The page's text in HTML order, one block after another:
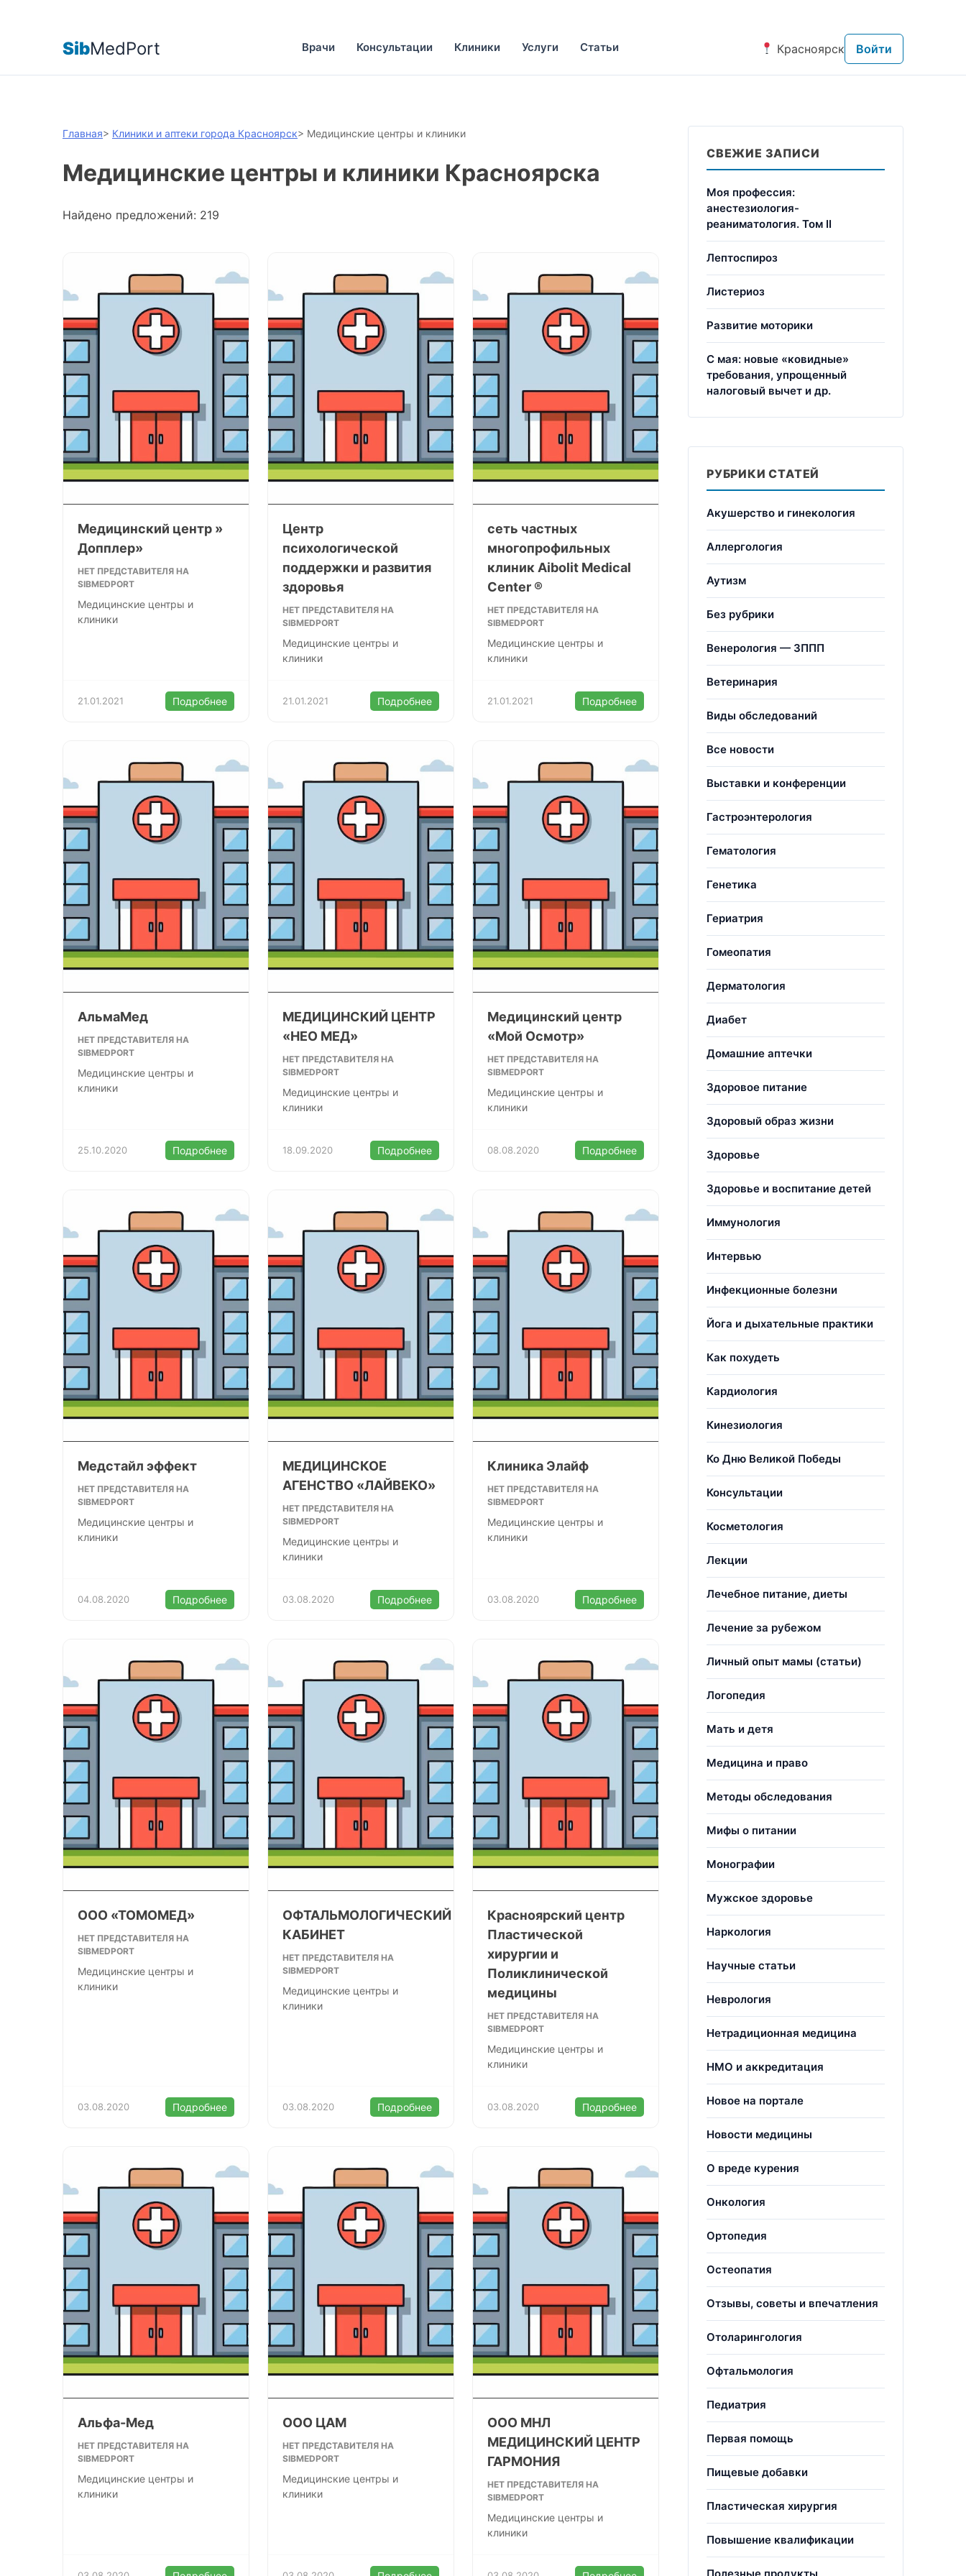
SibMedPort Врачи Консультации Клиники Услуги Статьи Красноярск Войти
Главная> Клиники и аптеки города Красноярск> Медицинские центры и клиники
Медицинские центры и клиники Красноярска
Найдено предложений: 219
Медицинский центр »
Допплер»
НЕТ ПРЕДСТАВИТЕЛЯ НА
SIBMEDPORT
Медицинские центры и
клиники
21.01.2021 Подробнее
Центр
психологической
поддержки и развития
здоровья
НЕТ ПРЕДСТАВИТЕЛЯ НА
SIBMEDPORT
Медицинские центры и
клиники
21.01.2021 Подробнее
сеть частных
многопрофильных
клиник Aibolit Medical
Center ®
НЕТ ПРЕДСТАВИТЕЛЯ НА
SIBMEDPORT
Медицинские центры и
клиники
21.01.2021 Подробнее
АльмаМед
НЕТ ПРЕДСТАВИТЕЛЯ НА
SIBMEDPORT
Медицинские центры и
клиники
25.10.2020 Подробнее
МЕДИЦИНСКИЙ ЦЕНТР
«НЕО МЕД»
НЕТ ПРЕДСТАВИТЕЛЯ НА
SIBMEDPORT
Медицинские центры и
клиники
18.09.2020 Подробнее
Медицинский центр
«Мой Осмотр»
НЕТ ПРЕДСТАВИТЕЛЯ НА
SIBMEDPORT
Медицинские центры и
клиники
08.08.2020 Подробнее
Медстайл эффект
НЕТ ПРЕДСТАВИТЕЛЯ НА
SIBMEDPORT
Медицинские центры и
клиники
04.08.2020 Подробнее
МЕДИЦИНСКОЕ
АГЕНСТВО «ЛАЙВЕКО»
НЕТ ПРЕДСТАВИТЕЛЯ НА
SIBMEDPORT
Медицинские центры и
клиники
03.08.2020 Подробнее
Клиника Элайф
НЕТ ПРЕДСТАВИТЕЛЯ НА
SIBMEDPORT
Медицинские центры и
клиники
03.08.2020 Подробнее
ООО «ТОМОМЕД»
НЕТ ПРЕДСТАВИТЕЛЯ НА
SIBMEDPORT
Медицинские центры и
клиники
03.08.2020 Подробнее
ОФТАЛЬМОЛОГИЧЕСКИЙ
КАБИНЕТ
НЕТ ПРЕДСТАВИТЕЛЯ НА
SIBMEDPORT
Медицинские центры и
клиники
03.08.2020 Подробнее
Красноярский центр
Пластической
хирургии и
Поликлинической
медицины
НЕТ ПРЕДСТАВИТЕЛЯ НА
SIBMEDPORT
Медицинские центры и
клиники
03.08.2020 Подробнее
Альфа-Мед
НЕТ ПРЕДСТАВИТЕЛЯ НА
SIBMEDPORT
Медицинские центры и
клиники
ООО ЦАМ
НЕТ ПРЕДСТАВИТЕЛЯ НА
SIBMEDPORT
Медицинские центры и
клиники
ООО МНЛ
МЕДИЦИНСКИЙ ЦЕНТР
ГАРМОНИЯ
НЕТ ПРЕДСТАВИТЕЛЯ НА
SIBMEDPORT
Медицинские центры и
клиники
СВЕЖИЕ ЗАПИСИ
Моя профессия:
анестезиология-
реаниматология. Том II
Лептоспироз
Листериоз
Развитие моторики
С мая: новые «ковидные»
требования, упрощенный
налоговый вычет и др.
РУБРИКИ СТАТЕЙ
Акушерство и гинекология
Аллергология
Аутизм
Без рубрики
Венерология — ЗППП
Ветеринария
Виды обследований
Все новости
Выставки и конференции
Гастроэнтерология
Гематология
Генетика
Гериатрия
Гомеопатия
Дерматология
Диабет
Домашние аптечки
Здоровое питание
Здоровый образ жизни
Здоровье
Здоровье и воспитание детей
Иммунология
Интервью
Инфекционные болезни
Йога и дыхательные практики
Как похудеть
Кардиология
Кинезиология
Ко Дню Великой Победы
Консультации
Косметология
Лекции
Лечебное питание, диеты
Лечение за рубежом
Личный опыт мамы (статьи)
Логопедия
Мать и детя
Медицина и право
Методы обследования
Мифы о питании
Монографии
Мужское здоровье
Наркология
Научные статьи
Неврология
Нетрадиционная медицина
НМО и аккредитация
Новое на портале
Новости медицины
О вреде курения
Онкология
Ортопедия
Остеопатия
Отзывы, советы и впечатления
Отоларингология
Офтальмология
Педиатрия
Первая помощь
Пищевые добавки
Пластическая хирургия
Повышение квалификации